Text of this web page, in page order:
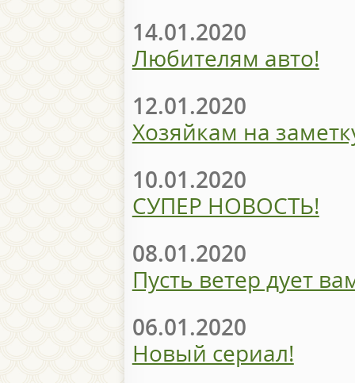
14.01.2020
Любителям авто!
12.01.2020
Хозяйкам на
10.01.2020
СУПЕР НОВОСТЬ!
08.01.2020
Пусть ветер дует
06.01.2020
Новый сериал!